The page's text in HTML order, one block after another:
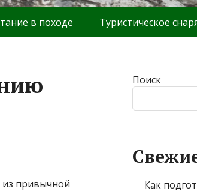
в походе Туристическое
из привычной
Поиск
Как